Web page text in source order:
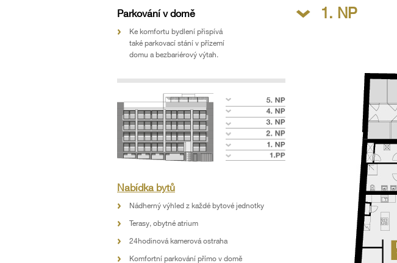
Parkování v domě
Ke komfortu bydlení přispívá
také parkovací stání v přízemí
domu a bezbariérový výtah.
Nabídka bytů
Nádherný výhled z každé bytové jednotky
Terasy, obytné atrium
24hodinová kamerová ostraha
Komfortní parkování přímo v domě
1. NP